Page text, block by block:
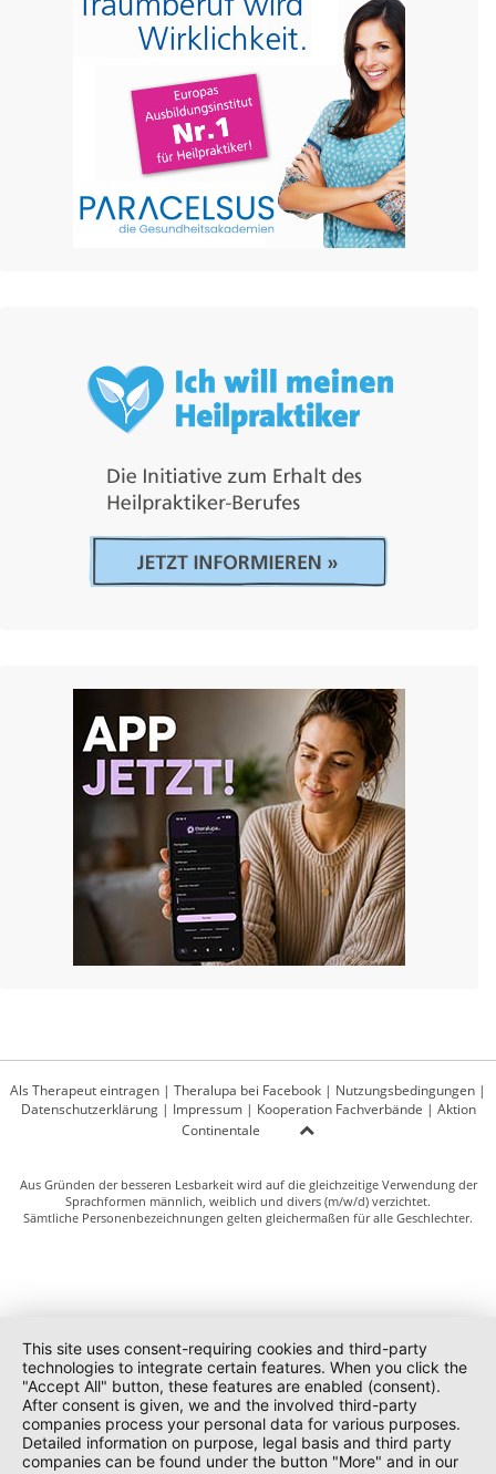
Als Therapeut eintragen | Theralupa bei Facebook | Nutzungsbedingungen |
Datenschutzerklärung| Impressum| Kooperation Fachverbände | Aktion
Continentale
Aus Gründen der besseren Lesbarkeit wird auf die gleichzeitige Verwendung der
Sprachformen männlich, weiblich und divers (m/w/d) verzichtet.
Sämtliche Personenbezeichnungen gelten gleichermaßen für alle Geschlechter.
This site uses consent-requiring cookies and third-party
technologies to integrate certain features. When you click the
"Accept All" button, these features are enabled (consent).
After consent is given, we and the involved third-party
companies process your personal data for various purposes.
Detailed information on purpose, legal basis and third party
companies can be found under the button "More" and in our